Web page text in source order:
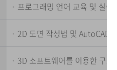
· 프로그래밍 언어 교육 및 실습
· 2D 도면 작성법 및 AutoCAD
· 3D 소프트웨어를 이용한 구